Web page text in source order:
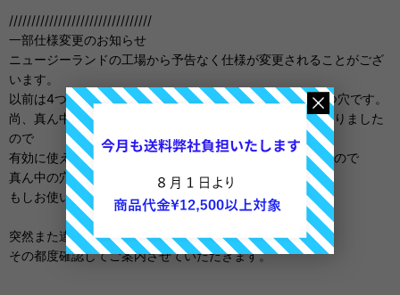
////////////////////////////////
一部仕様変更のお知らせ
ニュージーランドの工場から予告なく仕様が変更されることがござ
います。
以前は4つしか穴がありませんでしたが、只今の在庫は5つ穴です。
尚、真ん中の穴も持ち手の部分がフラットにふさがれておりました
ので
有効に使えておりましたが、今回空洞になっておりましたので
真ん中の穴に針を差し込むとグラグラいたします
もしお使いになる場合は工夫していただければ幸いです。
突然また違う使用になる場合もございますが
その都度確認してご案内させていただきます。